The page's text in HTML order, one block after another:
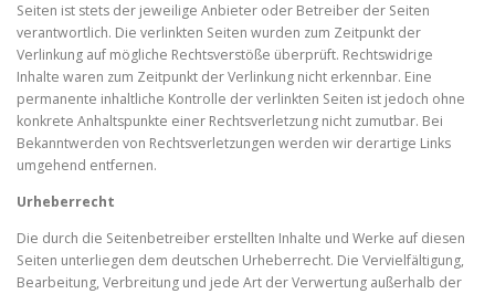
Seiten ist stets der jeweilige Anbieter oder Betreiber der Seiten
verantwortlich. Die verlinkten Seiten wurden zum Zeitpunkt der
Verlinkung auf mögliche Rechtsverstöße überprüft. Rechtswidrige
Inhalte waren zum Zeitpunkt der Verlinkung nicht erkennbar. Eine
permanente inhaltliche Kontrolle der verlinkten Seiten ist jedoch ohne
konkrete Anhaltspunkte einer Rechtsverletzung nicht zumutbar. Bei
Bekanntwerden von Rechtsverletzungen werden wir derartige Links
umgehend entfernen.
Urheberrecht
Die durch die Seitenbetreiber erstellten Inhalte und Werke auf diesen
Seiten unterliegen dem deutschen Urheberrecht. Die Vervielfältigung,
Bearbeitung, Verbreitung und jede Art der Verwertung außerhalb der